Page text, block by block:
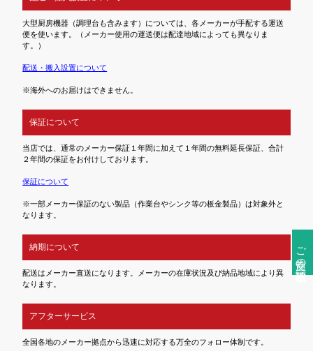
ご注文前の確認事項
大型厨房機器（調理台も含みます）については、各メーカーが手配する運送
便を使います。（メーカー使用の運送便は配達地域によっても異なりま
す。）
配送・搬入設置について
※海外へのお届けはできません。
保証について
当店では、通常のメーカー保証１年間に加えて１年間の無料延長保証、合計
２年間の保証をお付けしております。
保証について
※一部メーカー保証のない製品（作業台やシンク等の板金製品）は対象外と
なります。
納期について
配送はメーカー直送になります。メーカーの在庫状況及び納品地域により異
なります。
アフターサービス
全国各地のメーカー拠点から迅速に対応する万全のフォロー体制です。